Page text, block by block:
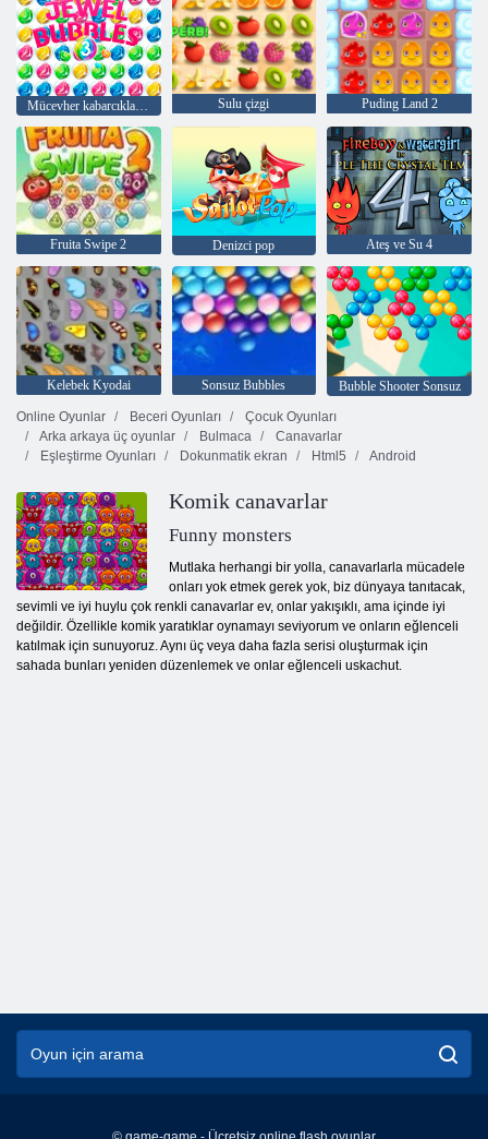
Sulu çizgi Puding Land 2
Fruita Swipe 2 Denizci pop Ateş ve Su 4
Kelebek Kyodai Sonsuz Bubbles
Bubble Shooter Sonsuz
Online Oyunlar
Beceri Oyunları
Çocuk Oyunları
Arka arkaya üç oyunlar
Bulmaca
Canavarlar
Eşleştirme Oyunları
Dokunmatik ekran Html5 Android
Komik canavarlar
Funny monsters
Mutlaka herhangi bir yolla, canavarlarla mücadele
onları yok etmek gerek yok, biz dünyaya tanıtacak,
sevimli ve iyi huylu çok renkli canavarlar ev, onlar yakışıklı, ama içinde iyi
değildir. Özellikle komik yaratıklar oynamayı seviyorum ve onların eğlenceli
katılmak için sunuyoruz. Aynı üç veya daha fazla serisi oluşturmak için
sahada bunları yeniden düzenlemek ve onlar eğlenceli uskachut.